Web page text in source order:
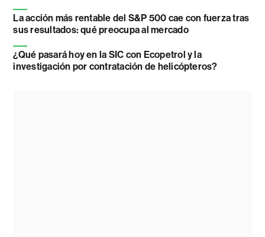
La acción más rentable del S&P 500 cae con fuerza tras
sus resultados: qué preocupa al mercado
¿Qué pasará hoy en la SIC con Ecopetrol y la
investigación por contratación de helicópteros?